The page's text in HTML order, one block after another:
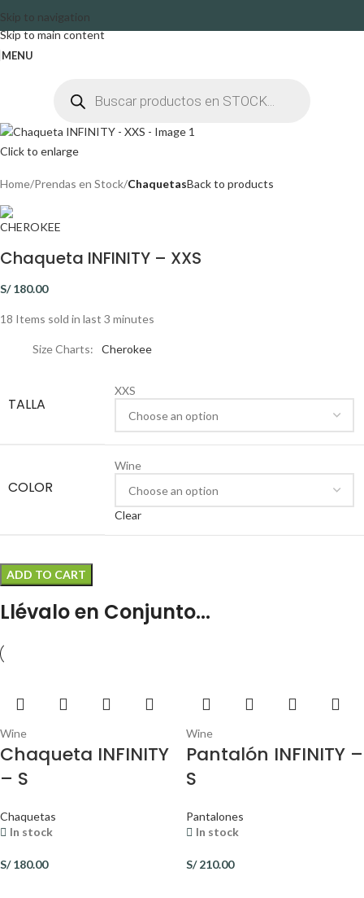
Skip to navigation
Skip to main content
MENU
Click to enlarge
Home Prendas en Stock ChaquetasBack to products
Chaqueta INFINITY – XXS
S/180.00
18 Items sold in last 3 minutes
Size Charts Cherokee
TALLA
XXS
COLOR
Wine
Clear
ADD TO CART
Llévalo en Conjunto...
Wine
Chaqueta INFINITY
– S
Chaquetas
In stock
S/180.00
Wine
Pantalón INFINITY –
S
Pantalones
In stock
S/210.00